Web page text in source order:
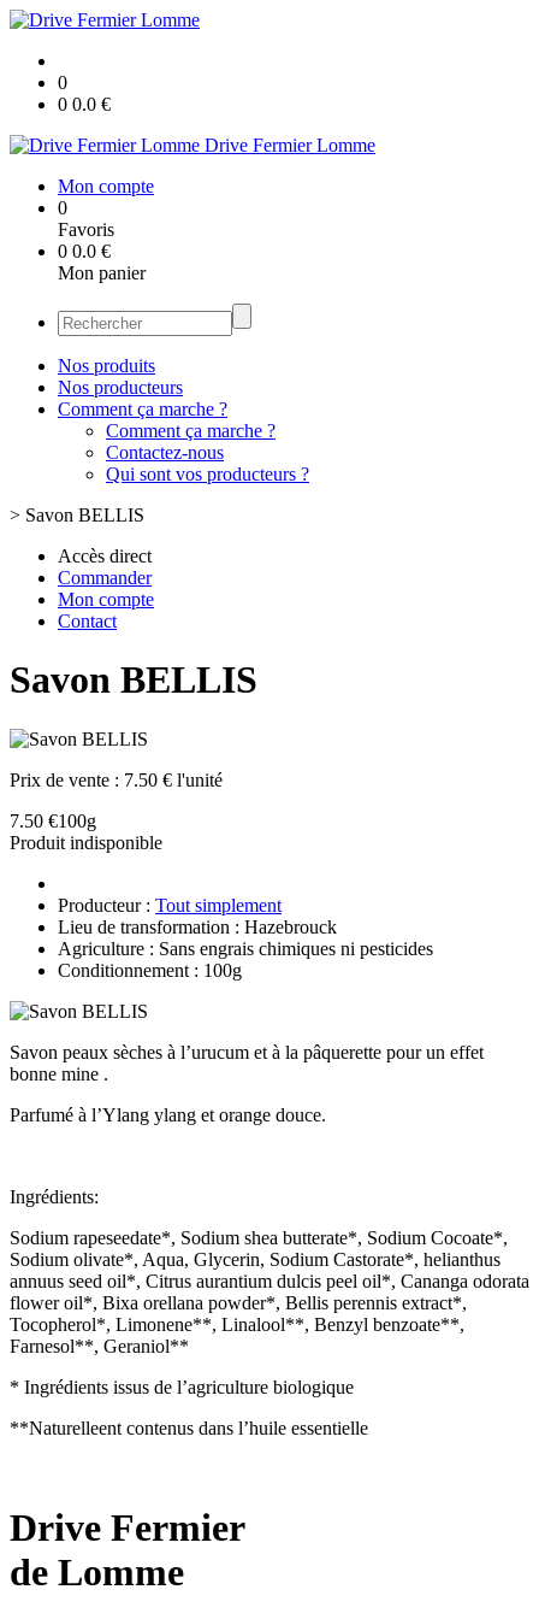
0
0 0.0 €
Drive Fermier Lomme
Mon compte
0
Favoris
0 0.0 €
Mon panier
Nos produits
Nos producteurs
Comment ça marche ?
Comment ça marche ?
Contactez-nous
Qui sont vos producteurs ?
> Savon BELLIS
Accès direct
Commander
Mon compte
Contact
Savon BELLIS
Prix de vente : 7.50 € l'unité
7.50 €100g
Produit indisponible
Producteur : Tout simplement
Lieu de transformation : Hazebrouck
Agriculture : Sans engrais chimiques ni pesticides
Conditionnement : 100g
Savon peaux sèches à l’urucum et à la pâquerette pour un effet
bonne mine .
Parfumé à l’Ylang ylang et orange douce.
Ingrédients:
Sodium rapeseedate*, Sodium shea butterate*, Sodium Cocoate*,
Sodium olivate*, Aqua, Glycerin, Sodium Castorate*, helianthus
annuus seed oil*, Citrus aurantium dulcis peel oil*, Cananga odorata
flower oil*, Bixa orellana powder*, Bellis perennis extract*,
Tocopherol*, Limonene**, Linalool**, Benzyl benzoate**,
Farnesol**, Geraniol**
* Ingrédients issus de l’agriculture biologique
**Naturelleent contenus dans l’huile essentielle
Drive Fermier
de Lomme